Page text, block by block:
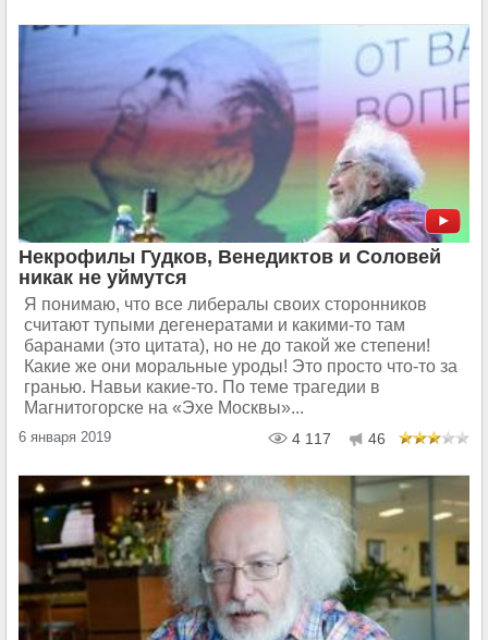
Некрофилы Гудков, Венедиктов и Соловей
никак не уймутся
Я понимаю, что все либералы своих сторонников
считают тупыми дегенератами и какими-то там
баранами (это цитата), но не до такой же степени!
Какие же они моральные уроды! Это просто что-то за
гранью. Навьи какие-то. По теме трагедии в
Магнитогорске на «Эхе Москвы»...
6 января 2019 4 117 46